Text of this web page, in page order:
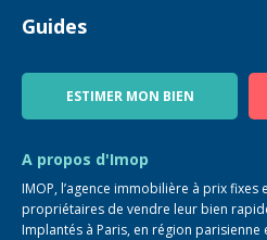
Devenir Conseiller
Guides
Blog
ESTIMER MON BIEN
A propos d'Imop
IMOP, l’agence immobilière à prix
propriétaires de vendre leur bien
Implantés à Paris, en région